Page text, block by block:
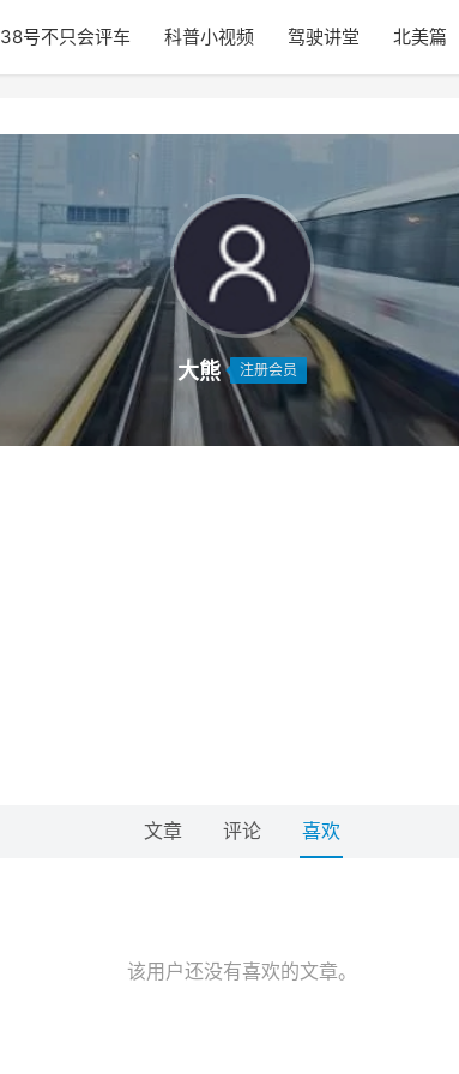
38号不只会评车 科普小视频 驾驶讲堂 北美篇
大熊 注册会员
文章 评论 喜欢
该用户还没有喜欢的文章。